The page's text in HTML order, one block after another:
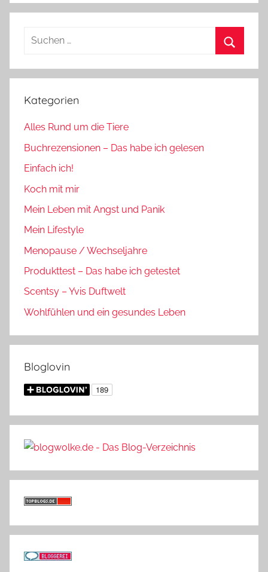
Suchen
Kategorien
Alles Rund um die Tiere
Buchrezensionen – Das habe ich gelesen
Einfach ich!
Koch mit mir
Mein Leben mit Angst und Panik
Mein Lifestyle
Menopause / Wechseljahre
Produkttest – Das habe ich getestet
Scentsy – Yvis Duftwelt
Wohlfühlen und ein gesundes Leben
Bloglovin